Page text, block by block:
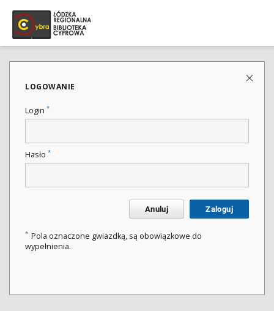
LOGOWANIE
Login *
Hasło *
Anuluj Zaloguj
* Pola oznaczone gwiazdką, są obowiązkowe do
wypełnienia.